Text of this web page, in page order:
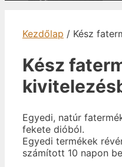
Kezdőlap / Kész
Kész
Egyedi, natúr
fekete dióból.
Egyedi termékek
számított 10 napon